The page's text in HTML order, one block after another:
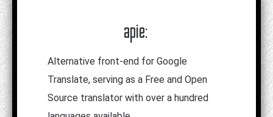
apie:
Alternative front-end for Google
Translate, serving as a Free and Open
Source translator with over a hundred